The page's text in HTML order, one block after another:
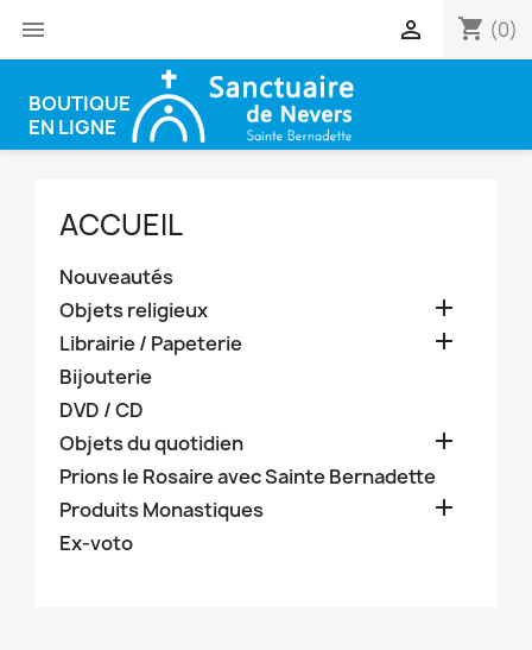
 shopping_cart (0)

BOUTIQUE
EN LIGNE
ACCUEIL
Nouveautés
Objets religieux

Librairie / Papeterie 
Bijouterie
DVD / CD
Objets du quotidien

Prions le Rosaire avec Sainte Bernadette
Produits Monastiques

Ex-voto